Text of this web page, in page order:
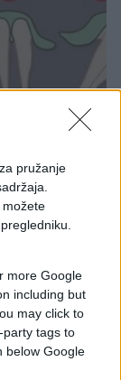
pružanje
možete
more Google
including but
may click to
tags to
below Google
govori